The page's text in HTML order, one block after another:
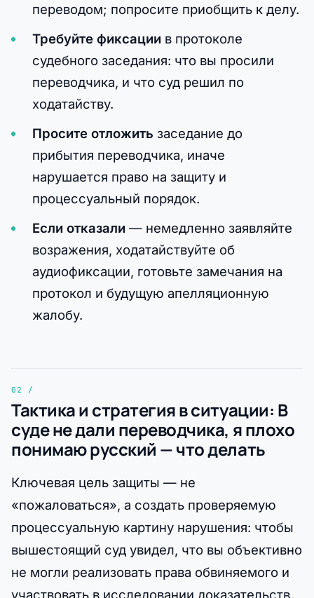
переводом; попросите приобщить к делу.
Требуйте фиксации в протоколе
судебного заседания: что вы просили
переводчика, и что суд решил по
ходатайству.
Просите отложить заседание до
прибытия переводчика, иначе
нарушается право на защиту и
процессуальный порядок.
Если отказали — немедленно заявляйте
возражения, ходатайствуйте об
аудиофиксации, готовьте замечания на
протокол и будущую апелляционную
жалобу.
Тактика и стратегия в ситуации: В
суде не дали переводчика, я плохо
понимаю русский — что делать
Ключевая цель защиты — не
«пожаловаться», а создать проверяемую
процессуальную картину нарушения: чтобы
вышестоящий суд увидел, что вы объективно
не могли реализовать права обвиняемого и
участвовать в исследовании доказательств.